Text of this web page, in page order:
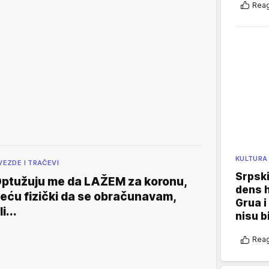
I TRAČEVI
me da LAŽEM za koronu,
fizički da se obračunavam,
KULTURA
dens
Grua
nisu